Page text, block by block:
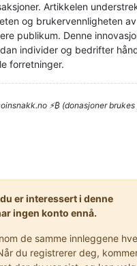
Artikkelen
og brukervennligheten av
publikum. Denne
individer og bedrifter
forretninger.
⚡₿ (donasjoner
er interessert i denne
ingen konto ennå.
de samme innleggene
du registrerer deg,